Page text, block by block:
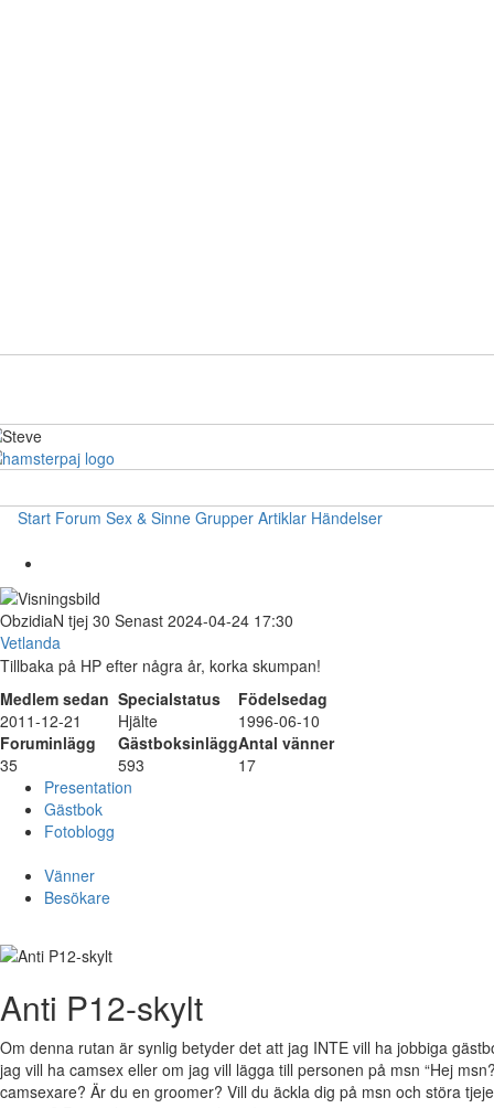
Start Forum Sex & Sinne Grupper Artiklar Händelser
ObzidiaN tjej 30 Senast 2024-04-24 17:30
Vetlanda
Tillbaka på HP efter några år, korka skumpan!
Medlem sedan Specialstatus
Födelsedag
2011-12-21
Hjälte
1996-06-10
Foruminlägg
GästboksinläggAntal vänner
35
593
17
Presentation
Gästbok
Fotoblogg
Vänner
Besökare
Anti P12-skylt
Om denna rutan är synlig betyder det att jag INTE vill ha jobbiga
jag vill ha camsex eller om jag vill lägga till personen på msn “Hej
camsexare? Är du en groomer? Vill du äckla dig på msn och störa